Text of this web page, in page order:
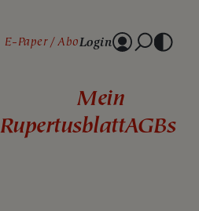
E-Paper AboLogin
Mein
RupertusblattAGBs